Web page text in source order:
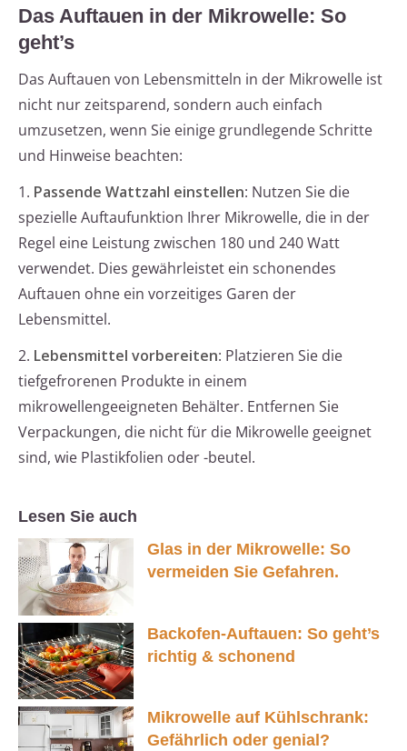
Das Auftauen in der Mikrowelle: So
geht’s
Das Auftauen von Lebensmitteln in der Mikrowelle ist
nicht nur zeitsparend, sondern auch einfach
umzusetzen, wenn Sie einige grundlegende Schritte
und Hinweise beachten:
1. Passende Wattzahl einstellen: Nutzen Sie die
spezielle Auftaufunktion Ihrer Mikrowelle, die in der
Regel eine Leistung zwischen 180 und 240 Watt
verwendet. Dies gewährleistet ein schonendes
Auftauen ohne ein vorzeitiges Garen der
Lebensmittel.
2. Lebensmittel vorbereiten: Platzieren Sie die
tiefgefrorenen Produkte in einem
mikrowellengeeigneten Behälter. Entfernen Sie
Verpackungen, die nicht für die Mikrowelle geeignet
sind, wie Plastikfolien oder -beutel.
Lesen Sie auch
Glas in der Mikrowelle: So
vermeiden Sie Gefahren.
Backofen-Auftauen: So geht’s
richtig & schonend
Mikrowelle auf Kühlschrank:
Gefährlich oder genial?